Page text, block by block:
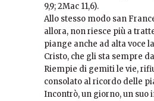
9,9; 2Mac 11,6).
Allo stesso modo san
allora, non riesce più a
piange anche ad alta voce
Cristo, che gli sta sempre
Riempie di gemiti le vie,
consolato al ricordo delle
Incontrò, un giorno, un suo